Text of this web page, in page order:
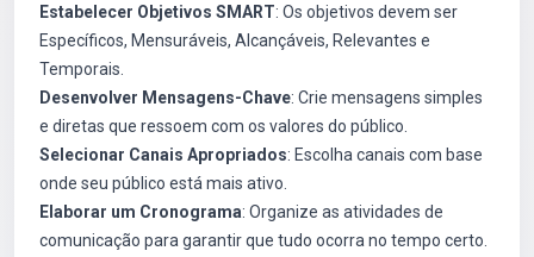
Estabelecer Objetivos SMART: Os objetivos devem ser
Específicos, Mensuráveis, Alcançáveis, Relevantes e
Temporais.
Desenvolver Mensagens-Chave: Crie mensagens simples
e diretas que ressoem com os valores do público.
Selecionar Canais Apropriados: Escolha canais com base
onde seu público está mais ativo.
Elaborar um Cronograma: Organize as atividades de
comunicação para garantir que tudo ocorra no tempo certo.